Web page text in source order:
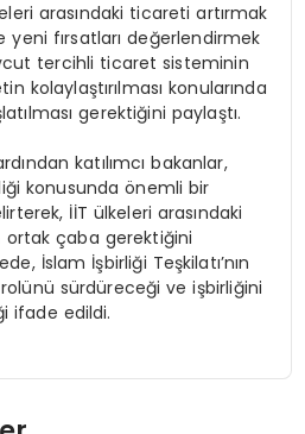
arasındaki ticareti artırmak
yeni fırsatları değerlendirmek
tercihli ticaret sisteminin
kolaylaştırılması konularında
gerektiğini paylaştı.
katılımcı bakanlar,
konusunda önemli bir
İİT ülkeleri arasındaki
ortak çaba gerektiğini
İslam İşbirliği Teşkilatı’nın
sürdüreceği ve işbirliğini
ifade edildi.